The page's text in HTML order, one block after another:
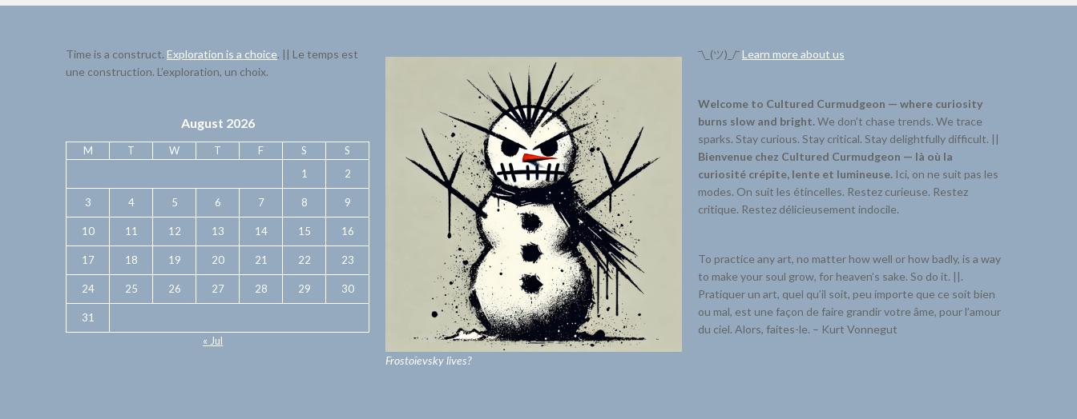
Time is a construct. Exploration is a choice. || Le temps est
une construction. L’exploration, un choix.
August 2026
M T W T F S
S
1
2
3 4 5 6 7 8 9
10 11 12 13 14 15 16
17 18 19 20 21 22 23
24 25 26 27 28 29 30
31
« Jul
Frostoïevsky lives?
¯\_(ツ)_/¯Learn more about us
Welcome to Cultured Curmudgeon — where curiosity
burns slow and bright.We don’t chase trends. We trace
sparks. Stay curious. Stay critical. Stay delightfully difficult. ||
Bienvenue chez Cultured Curmudgeon — là où la
curiosité crépite, lente et lumineuse.Ici, on ne suit pas les
modes. On suit les étincelles. Restez curieuse. Restez
critique. Restez délicieusement indocile.
To practice any art, no matter how well or how badly, is a way
to make your soul grow, for heaven’s sake. So do it. ||.
Pratiquer un art, quel qu’il soit, peu importe que ce soit bien
ou mal, est une façon de faire grandir votre âme, pour l’amour
du ciel. Alors, faites-le. – Kurt Vonnegut